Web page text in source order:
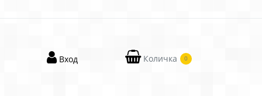
Вход Количка 0